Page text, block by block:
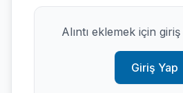
Alıntı eklemek için giriş
Giriş Yap